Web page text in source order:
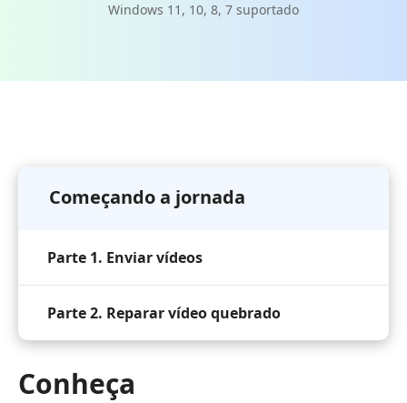
Windows 11, 10, 8, 7 suportado
Começando a jornada
Parte 1. Enviar vídeos
Parte 2. Reparar vídeo quebrado
Conheça